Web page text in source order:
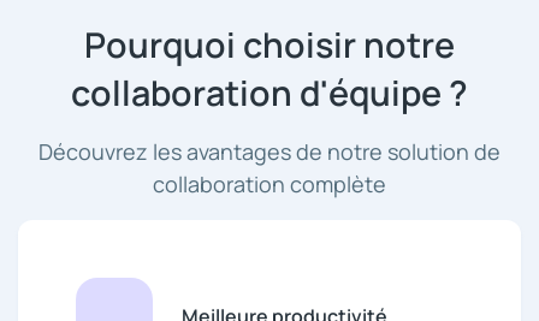
Pourquoi choisir notre
collaboration d'équipe ?
Découvrez les avantages de notre solution de
collaboration complète